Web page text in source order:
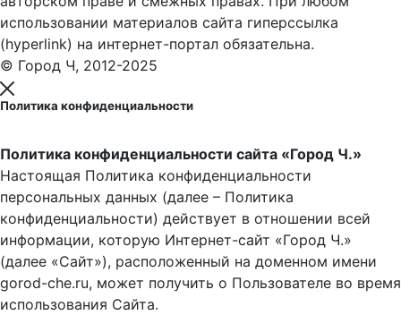
использовании материалов сайта гиперссылка
(hyperlink) на интернет-портал обязательна.
© Город Ч, 2012-2025
Политика конфиденциальности
Политика конфиденциальности сайта «Город Ч.»
Настоящая Политика конфиденциальности
персональных данных (далее – Политика
конфиденциальности) действует в отношении всей
информации, которую Интернет-сайт «Город Ч.»
(далее «Сайт»), расположенный на доменном имени
gorod-che.ru, может получить о Пользователе во время
использования Cайта.